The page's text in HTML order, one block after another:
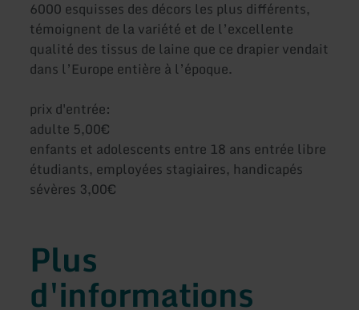
6000 esquisses des décors les plus différents,
témoignent de la variété et de l’excellente
qualité des tissus de laine que ce drapier vendait
dans l’Europe entière à l’époque.
prix d'entrée:
adulte 5,00€
enfants et adolescents entre 18 ans entrée libre
étudiants, employées stagiaires, handicapés
sévères 3,00€
Plus
d'informations